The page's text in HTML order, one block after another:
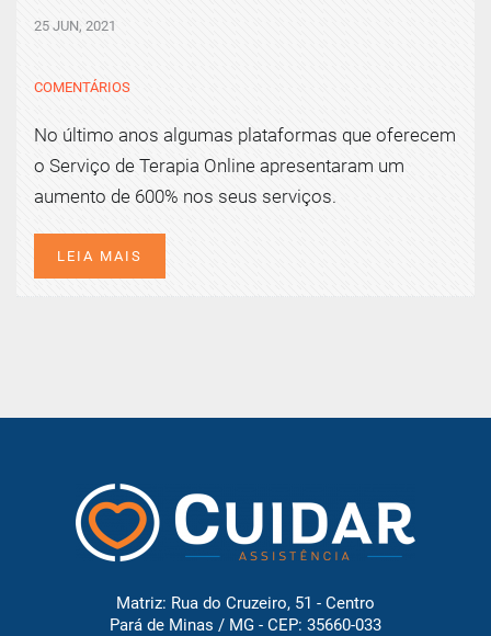
25 JUN, 2021
COMENTÁRIOS
No último anos algumas plataformas que oferecem
o Serviço de Terapia Online apresentaram um
aumento de 600% nos seus serviços.
LEIA MAIS
Matriz: Rua do Cruzeiro, 51 - Centro
Pará de Minas / MG - CEP: 35660-033